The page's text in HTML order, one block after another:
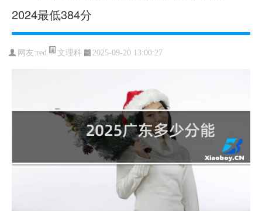
2024最低384分
网友:red 文理科 2025-09-20 13:00:27